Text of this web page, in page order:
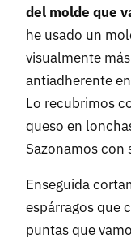
del molde que
he usado un
visualmente
antiadherente
Lo recubrimos
queso en
Sazonamos con
Enseguida
espárragos que
puntas que